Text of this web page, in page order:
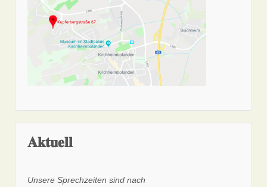
𝐀𝐤𝐭𝐮𝐞𝐥𝐥
Unsere Sprechzeiten sind nach